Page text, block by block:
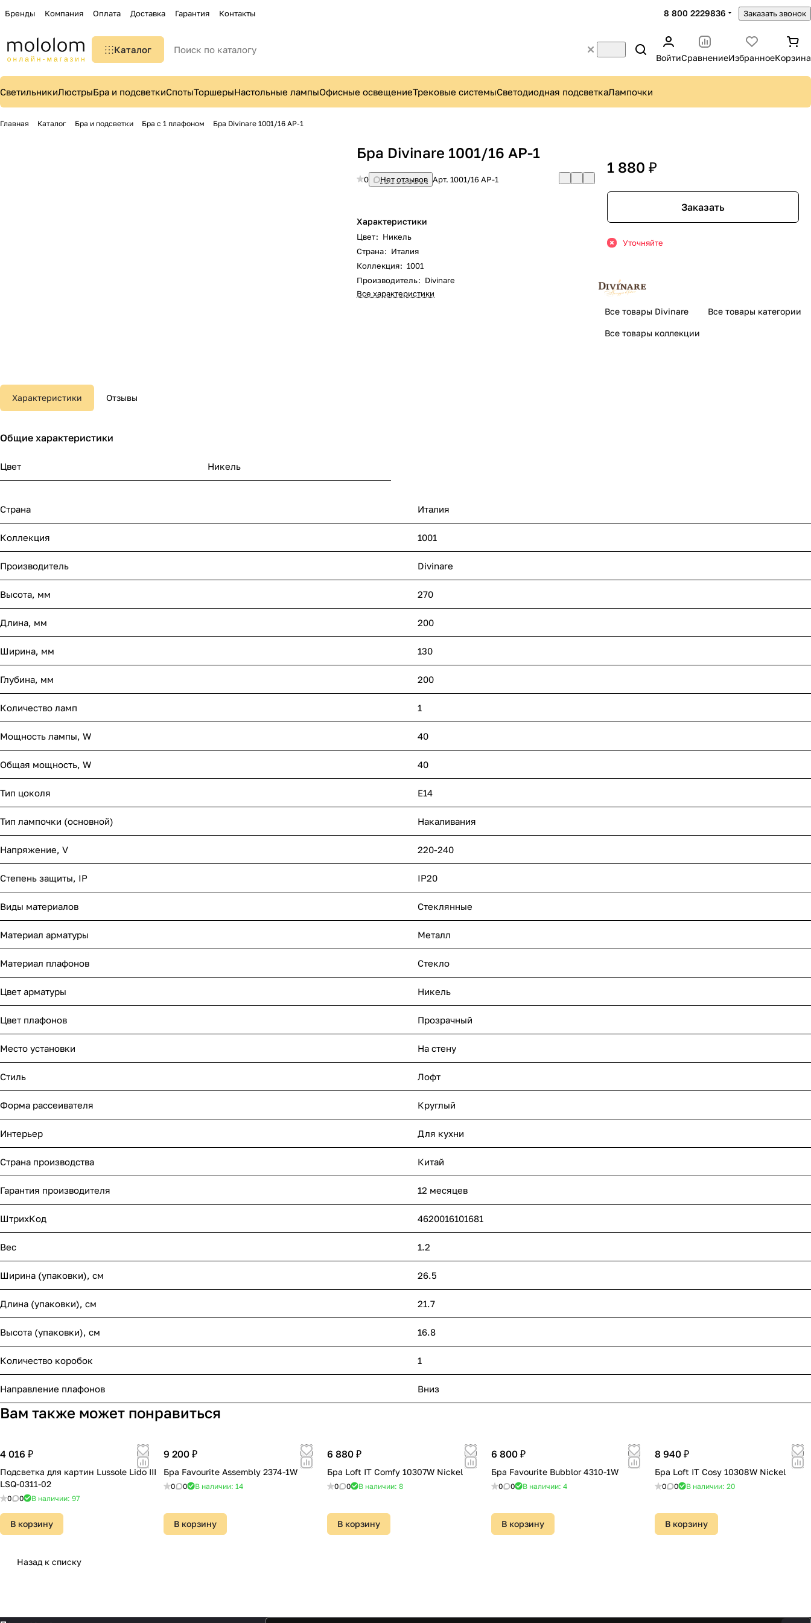
Бренды Компания Оплата Доставка Гарантия Контакты 8 800 2229836 Заказать звонок
Каталог
ВойтиСравнениеИзбранноеКорзина
СветильникиЛюстрыБра и подсветкиСпотыТоршерыНастольные лампыОфисные освещениеТрековые системыСветодиодная подсветкаЛампочки
Главная Каталог Бра и подсветки Бра с 1 плафоном Бра Divinare 1001/16 AP-1
Бра Divinare 1001/16 AP-1
0 Нет отзывов Арт.1001/16 AP-1
Характеристики
Цвет: Никель
Страна: Италия
Коллекция: 1001
Производитель: Divinare
Все характеристики
1 880 ₽
Заказать
Уточняйте
Все товары Divinare Все товары категории
Все товары коллекции
Характеристики Отзывы
Общие характеристики
Цвет Никель
Страна Италия
Коллекция 1001
Производитель Divinare
Высота, мм 270
Длина, мм 200
Ширина, мм 130
Глубина, мм 200
Количество ламп 1
Мощность лампы, W 40
Общая мощность, W 40
Тип цоколя E14
Тип лампочки (основной) Накаливания
Напряжение, V 220-240
Степень защиты, IP IP20
Виды материалов Стеклянные
Материал арматуры Металл
Материал плафонов Стекло
Цвет арматуры Никель
Цвет плафонов Прозрачный
Место установки На стену
Стиль Лофт
Форма рассеивателя Круглый
Интерьер Для кухни
Страна производства Китай
Гарантия производителя 12 месяцев
ШтрихКод 4620016101681
Вес 1.2
Ширина (упаковки), см 26.5
Длина (упаковки), см 21.7
Высота (упаковки), см 16.8
Количество коробок 1
Направление плафонов Вниз
Вам также может понравиться
4 016 ₽
Подсветка для картин Lussole Lido III
LSQ-0311-02
0 0 В наличии: 97
В корзину
9 200 ₽
Бра Favourite Assembly 2374-1W
0 0 В наличии: 14
В корзину
6 880 ₽
Бра Loft IT Comfy 10307W Nickel
0 0 В наличии: 8
В корзину
6 800 ₽
Бра Favourite Bubblor 4310-1W
0 0 В наличии: 4
В корзину
8 940 ₽
Бра Loft IT Cosy 10308W Nickel
0 0 В наличии: 20
В корзину
Назад к списку